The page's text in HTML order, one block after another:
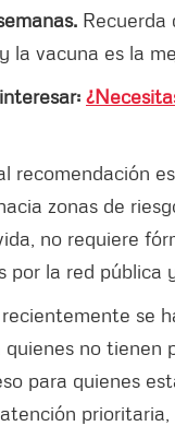
Recuerda
la vacuna es la
recomendación
zonas de
no requiere
por la red pública
se
quienes no tienen
para quienes